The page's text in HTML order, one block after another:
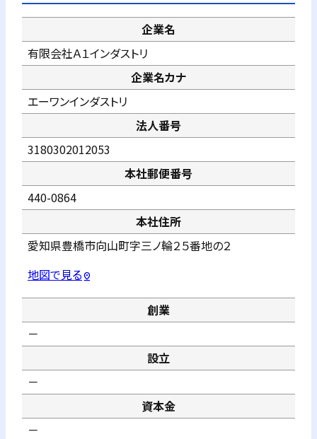
企業名
有限会社Ａ１インダストリ
企業名カナ
エーワンインダストリ
法人番号
3180302012053
本社郵便番号
440-0864
本社住所
愛知県豊橋市向山町字三ノ輪２５番地の２
地図で見るpin_drop
創業
－
設立
－
資本金
－